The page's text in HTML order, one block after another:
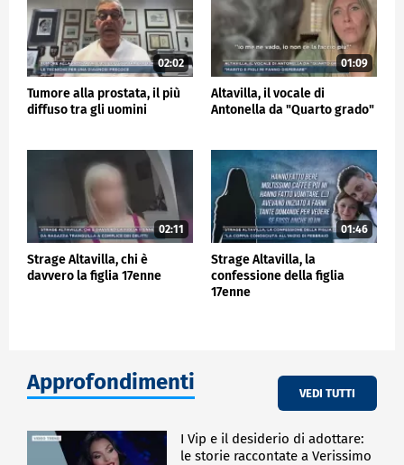
02:02
Tumore alla prostata, il più
diffuso tra gli uomini
01:09
Altavilla, il vocale di
Antonella da "Quarto grado"
02:11
Strage Altavilla, chi è
davvero la figlia 17enne
01:46
Strage Altavilla, la
confessione della figlia
17enne
Approfondimenti VEDI TUTTI
I Vip e il desiderio di adottare:
le storie raccontate a Verissimo